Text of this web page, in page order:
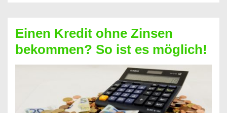
Festvertrag
für
jeden
erfahren
Einen Kredit ohne Zinsen
bekommen? So ist es möglich!